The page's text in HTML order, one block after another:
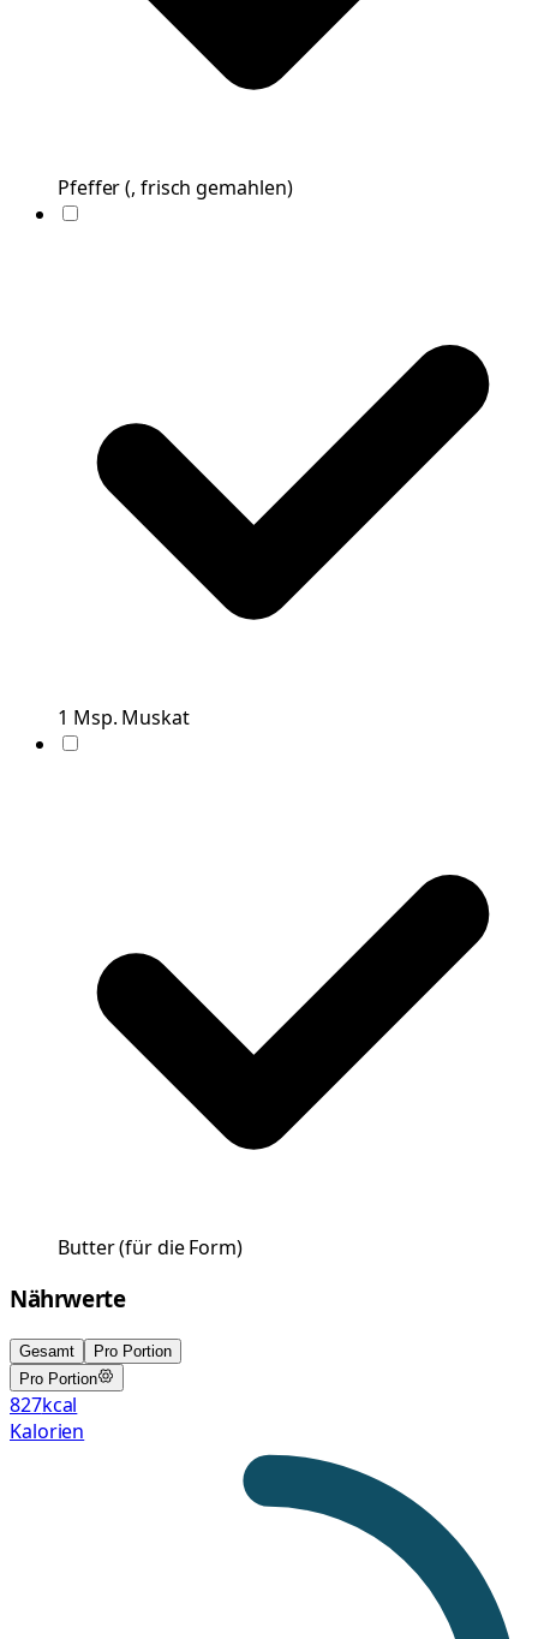
Pfeffer(, frisch gemahlen)
1 Msp. Muskat
Butter(für die Form)
Nährwerte
Gesamt
Pro Portion
Pro Portion
827kcal
Kalorien